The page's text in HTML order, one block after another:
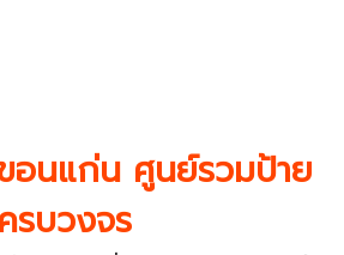
อนแก่น ศูนย์รวมป้าย
ครบวงจร